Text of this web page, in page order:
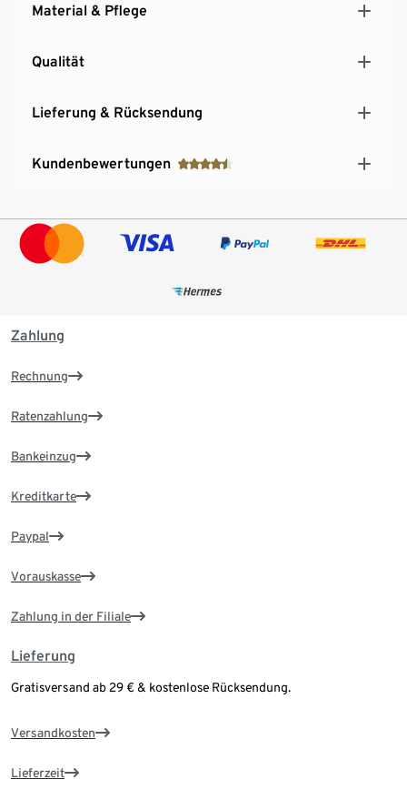
Material & Pflege
Qualität
Lieferung & Rücksendung
Kundenbewertungen
Zahlung
Rechnung
Ratenzahlung
Bankeinzug
Kreditkarte
Paypal
Vorauskasse
Zahlung in der Filiale
Lieferung
Gratisversand ab 29 € & kostenlose Rücksendung.
Versandkosten
Lieferzeit